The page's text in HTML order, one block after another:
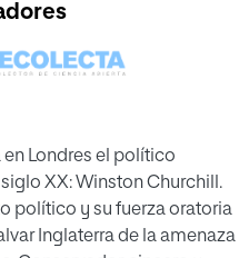
en Londres el político
XX: Winston Churchill.
político y su fuerza oratoria
Inglaterra de la amenaza